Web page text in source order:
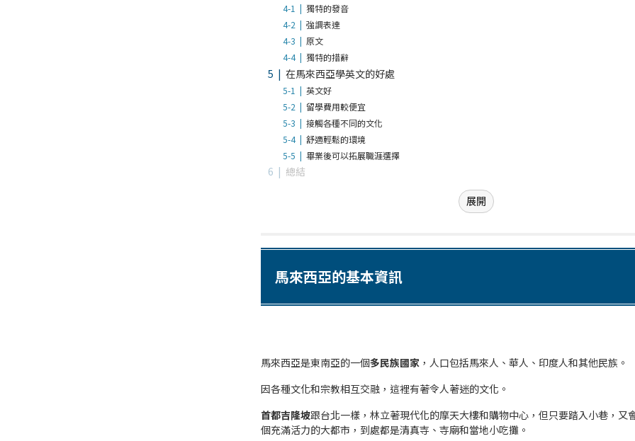
獨特的發音
強調表達
原文
獨特的措辭
在馬來西亞學英文的好處
英文好
留學費用較便宜
接觸各種不同的文化
舒適輕鬆的環境
畢業後可以拓展職涯選擇
總結
展開
馬來西亞的基本資訊
馬來西亞是東南亞的一個多民族國家 ，人口包括馬來人、華人、印度人和其他民族。
因各種文化和宗教相互交融，這裡有著令人著迷的文化。
首都吉隆坡跟台北一樣，林立著現代化的摩天大樓和購物中心，但只要踏入小巷，又
個充滿活力的大都市，到處都是清真寺、寺廟和當地小吃攤。